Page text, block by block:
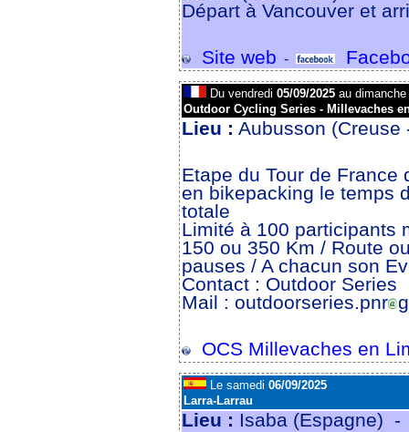
Départ à Vancouver et
Site web -
Du vendredi 05/09/2025au dimanche
Outdoor Cycling Series - Millevaches
Lieu : Aubusson
Etape du Tour de France
en bikepacking le temps
totale
Limité à 100 participants
150 ou 350 Km / Route
pauses / A chacun son
Contact : Outdoor Series
Mail : outdoorseries.pnr
OCS Millevaches en
Le samedi 06/09/2025
Larra-Larrau
Lieu : Isaba (Espagne)